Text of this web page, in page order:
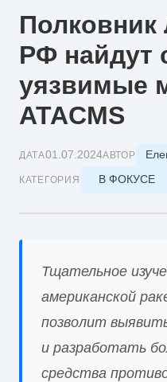
РФ найдут
уязвимые
ATACMS
ДАТА01.07.2024АВТОР
КАТЕГОРИЯ В ФОКУСЕ
Тщательное
американской
позволит
и разработать
средства